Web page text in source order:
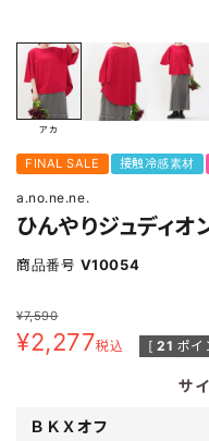
アカ
FINAL SALE 接触冷感素材
a.no.ne.ne.
ひんやりジュディオ
商品番号 V10054
¥7,590
¥2,277税込 [ 21 ポイ
サ
ＢＫＸオフ